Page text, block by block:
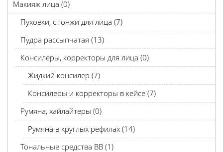
Макияж лица (0)
Пуховки, спонжи для лица (7)
Пудра рассыпчатая (13)
Консилеры, корректоры для лица (0)
Жидкий консилер (7)
Консилеры и корректоры в кейсе (7)
Румяна, хайлайтеры (0)
Румяна в круглых рефилах (14)
Тональные средства BB (1)